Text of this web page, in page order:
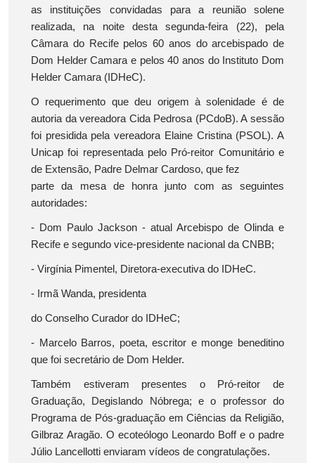
as instituições convidadas para a reunião solene
realizada, na noite desta segunda-feira (22), pela
Câmara do Recife pelos 60 anos do arcebispado de
Dom Helder Camara e pelos 40 anos do Instituto Dom
Helder Camara (IDHeC).
O requerimento que deu origem à solenidade é de
autoria da vereadora Cida Pedrosa (PCdoB). A sessão
foi presidida pela vereadora Elaine Cristina (PSOL). A
Unicap foi representada pelo Pró-reitor Comunitário e
de Extensão, Padre Delmar Cardoso, que fez
parte da mesa de honra junto com as seguintes
autoridades:
- Dom Paulo Jackson - atual Arcebispo de Olinda e
Recife e segundo vice-presidente nacional da CNBB;
- Virgínia Pimentel, Diretora-executiva do IDHeC.
- Irmã Wanda, presidenta
do Conselho Curador do IDHeC;
- Marcelo Barros, poeta, escritor e monge beneditino
que foi secretário de Dom Helder.
Também estiveram presentes o Pró-reitor de
Graduação, Degislando Nóbrega; e o professor do
Programa de Pós-graduação em Ciências da Religião,
Gilbraz Aragão. O ecoteólogo Leonardo Boff e o padre
Júlio Lancellotti enviaram vídeos de congratulações.